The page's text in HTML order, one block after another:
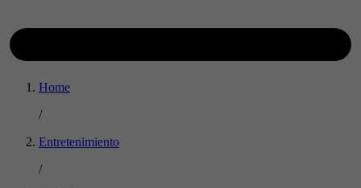
Home
/
Entretenimiento
/